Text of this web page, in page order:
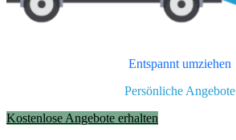
Entspannt umziehen
Persönliche Angebote
Kostenlose Angebote erhalten